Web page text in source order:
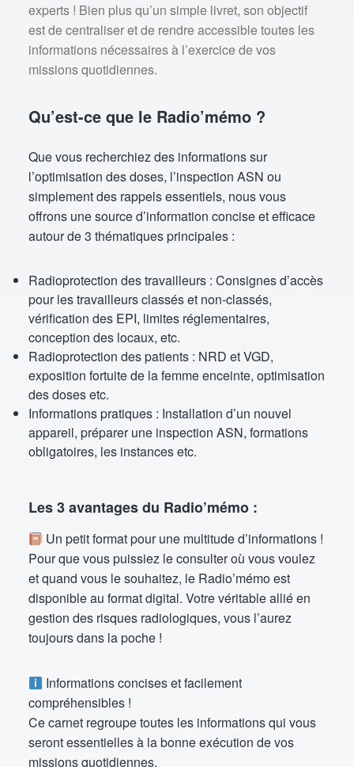
experts ! Bien plus qu’un simple livret, son objectif
est de centraliser et de rendre accessible toutes les
informations nécessaires à l’exercice de vos
missions quotidiennes.
Qu’est-ce que le Radio’mémo ?
Que vous recherchiez des informations sur
l’optimisation des doses, l’inspection ASN ou
simplement des rappels essentiels, nous vous
offrons une source d’information concise et efficace
autour de 3 thématiques principales :
Radioprotection des travailleurs : Consignes d’accès
pour les travailleurs classés et non-classés,
vérification des EPI, limites réglementaires,
conception des locaux, etc.
Radioprotection des patients : NRD et VGD,
exposition fortuite de la femme enceinte, optimisation
des doses etc.
Informations pratiques : Installation d’un nouvel
appareil, préparer une inspection ASN, formations
obligatoires, les instances etc.
Les 3 avantages du Radio’mémo :
Un petit format pour une multitude d’informations !
Pour que vous puissiez le consulter où vous voulez
et quand vous le souhaitez, le Radio’mémo est
disponible au format digital. Votre véritable allié en
gestion des risques radiologiques, vous l’aurez
toujours dans la poche !
Informations concises et facilement
compréhensibles !
Ce carnet regroupe toutes les informations qui vous
seront essentielles à la bonne exécution de vos
missions quotidiennes.